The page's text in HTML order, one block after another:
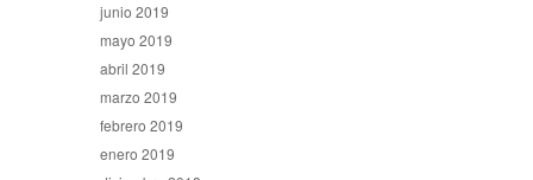
junio 2019
mayo 2019
abril 2019
marzo 2019
febrero 2019
enero 2019